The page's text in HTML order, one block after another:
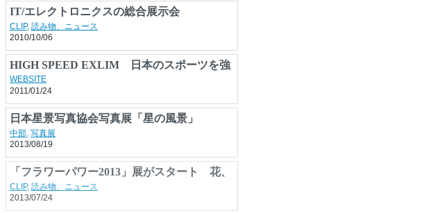
IT/エレクトロニクスの総合展示会
「CEATEC JAPAN 2010」が開幕
CLIP,読み物、ニュース
2010/10/06
HIGH SPEED EXLIM 日本のスポーツを強
くする
WEBSITE
2011/01/24
日本星景写真協会写真展「星の風景」
中部,写真展
2013/08/19